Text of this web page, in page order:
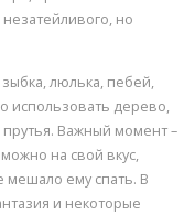
но
люлька, пебей,
использовать дерево,
прутья. Важный момент –
на свой вкус,
ему спать. В
и некоторые